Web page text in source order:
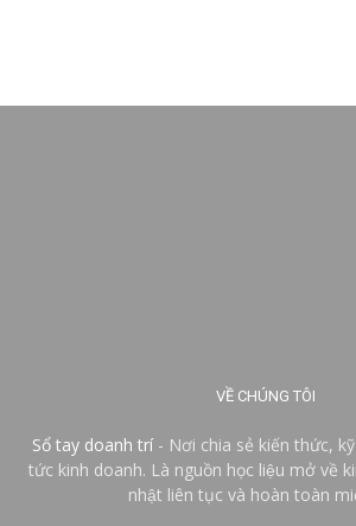
VỀ CHÚNG TÔI
Sổ tay doanh trí - Nơi chia sẻ kiến thức,
tức kinh doanh. Là nguồn học liệu mở về
nhật liên tục và hoàn toàn